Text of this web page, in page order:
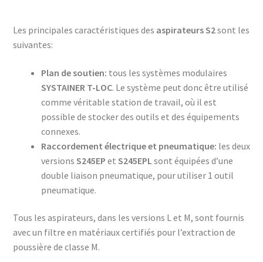
Les principales caractéristiques des aspirateurs S2sont les
suivantes:
Plan de soutien: tous les systèmes modulaires
SYSTAINER T-LOC. Le système peut donc être utilisé
comme véritable station de travail, où il est
possible de stocker des outils et des équipements
connexes.
Raccordement électrique et pneumatique: les deux
versions S245EP et S245EPL sont équipées d’une
double liaison pneumatique, pour utiliser 1 outil
pneumatique.
Tous les aspirateurs, dans les versions L et M, sont fournis
avec un filtre en matériaux certifiés pour l’extraction de
poussière de classe M.